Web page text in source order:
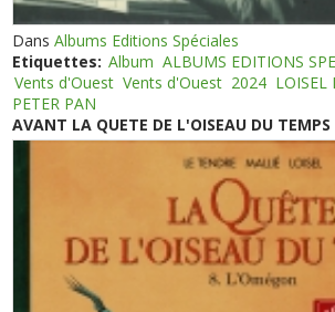
DansAlbums Editions Spéciales
Etiquettes: Album ALBUMS EDITIONS
Vents d'Ouest Vents d'Ouest 2024 LOISEL
PETER PAN
AVANT LA QUETE DE L'OISEAU DU